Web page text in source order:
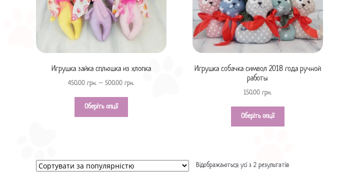
Игрушка зайка сплюшка из хлопка
450.00грн. –500.00грн.
Оберіть опції
Игрушка собачка символ 2018 года ручной
работы
150.00грн.
Оберіть опції
Відображаються усі з 2 результатів